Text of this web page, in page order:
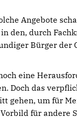
Angebote
den, durch
Bürger der
eine
Doch das
gehen, um für
für andere